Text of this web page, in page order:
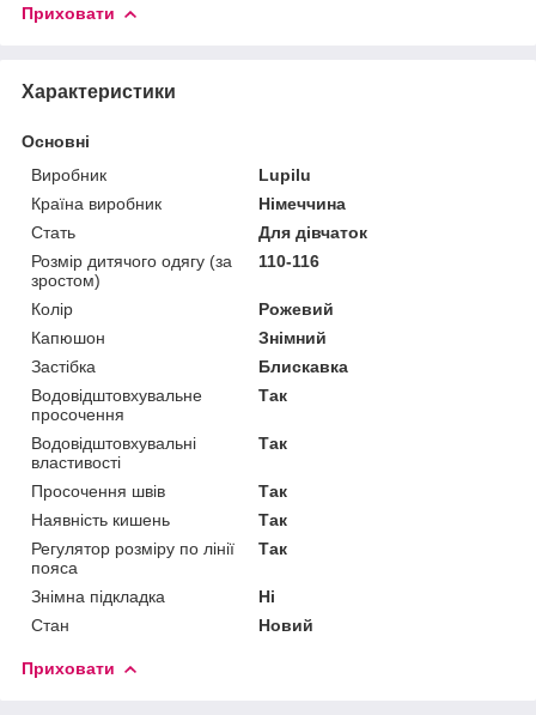
Приховати
Характеристики
Основні
Виробник
Lupilu
Країна виробник
Німеччина
Стать
Для дівчаток
Розмір дитячого одягу (за
зростом)
110-116
Колір
Рожевий
Капюшон
Знімний
Застібка
Блискавка
Водовідштовхувальне
просочення
Так
Водовідштовхувальні
властивості
Так
Просочення швів
Так
Наявність кишень
Так
Регулятор розміру по лінії
пояса
Так
Знімна підкладка
Ні
Стан
Новий
Приховати